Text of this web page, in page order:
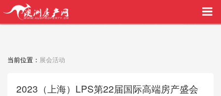
买家中介VIP服务，助您安心购房
当前位置： 展会活动
2023（上海）LPS第22届国际高端房产盛会